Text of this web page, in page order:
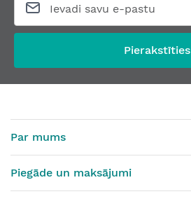
Pierakstīties
Par mums
Piegāde un maksājumi